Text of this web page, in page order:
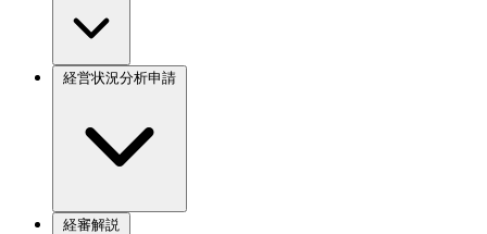
経営状況分析申請
経審解説